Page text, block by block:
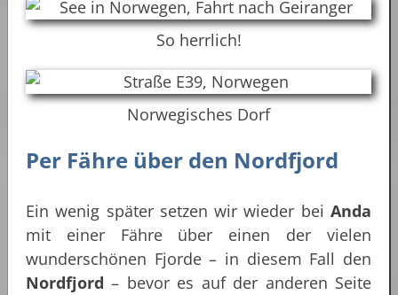
So herrlich!
Norwegisches Dorf
Per Fähre über den Nordfjord
Ein wenig später setzen wir wieder bei Anda
mit einer Fähre über einen der vielen
wunderschönen Fjorde – in diesem Fall den
Nordfjord – bevor es auf der anderen Seite